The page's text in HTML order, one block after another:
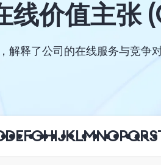
线价值主张
解释了公司的在线服务与竞争
DEFGHIJKLMNOPQRS